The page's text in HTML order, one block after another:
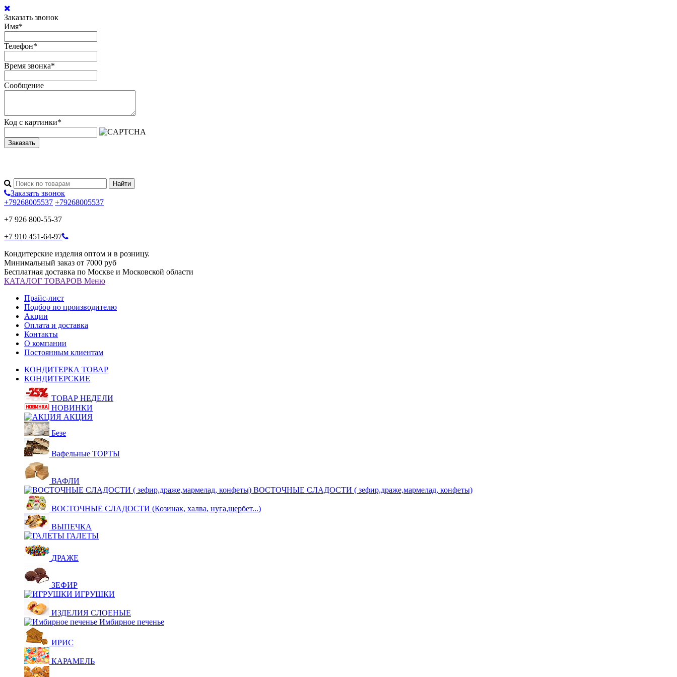
Заказать звонок
Имя*
Телефон*
Время звонка*
Сообщение
Код с картинки*
Заказать
Заказать звонок
+79268005537 +79268005537
+7 926 800-55-37
+7 910 451-64-97
Кондитерские изделия оптом и в розницу.
Минимальный заказ от 7000 руб
Бесплатная доставка по Москве и Московской области
КАТАЛОГ ТОВАРОВ Меню
Прайс-лист
Подбор по производителю
Акции
Оплата и доставка
Контакты
О компании
Постоянным клиентам
КОНДИТЕРКА ТОВАР
КОНДИТЕРСКИЕ
ТОВАР НЕДЕЛИ
НОВИНКИ
АКЦИЯ
Безе
Вафельные ТОРТЫ
ВАФЛИ
ВОСТОЧНЫЕ СЛАДОСТИ ( зефир,драже,мармелад, конфеты)
ВОСТОЧНЫЕ СЛАДОСТИ (Козинак, халва, нуга,щербет...)
ВЫПЕЧКА
ГАЛЕТЫ
ДРАЖЕ
ЗЕФИР
ИГРУШКИ
ИЗДЕЛИЯ СЛОЕНЫЕ
Имбирное печенье
ИРИС
КАРАМЕЛЬ